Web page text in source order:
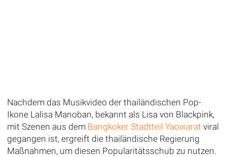
Nachdem das Musikvideo der thailändischen Pop-
Ikone Lalisa Manoban, bekannt als Lisa von Blackpink,
mit Szenen aus dem Bangkoker Stadtteil Yaowarat viral
gegangen ist, ergreift die thailändische Regierung
Maßnahmen, um diesen Popularitätsschub zu nutzen.